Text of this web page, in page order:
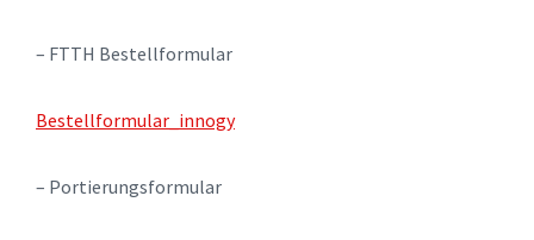
– FTTH Bestellformular
Bestellformular_innogy
– Portierungsformular